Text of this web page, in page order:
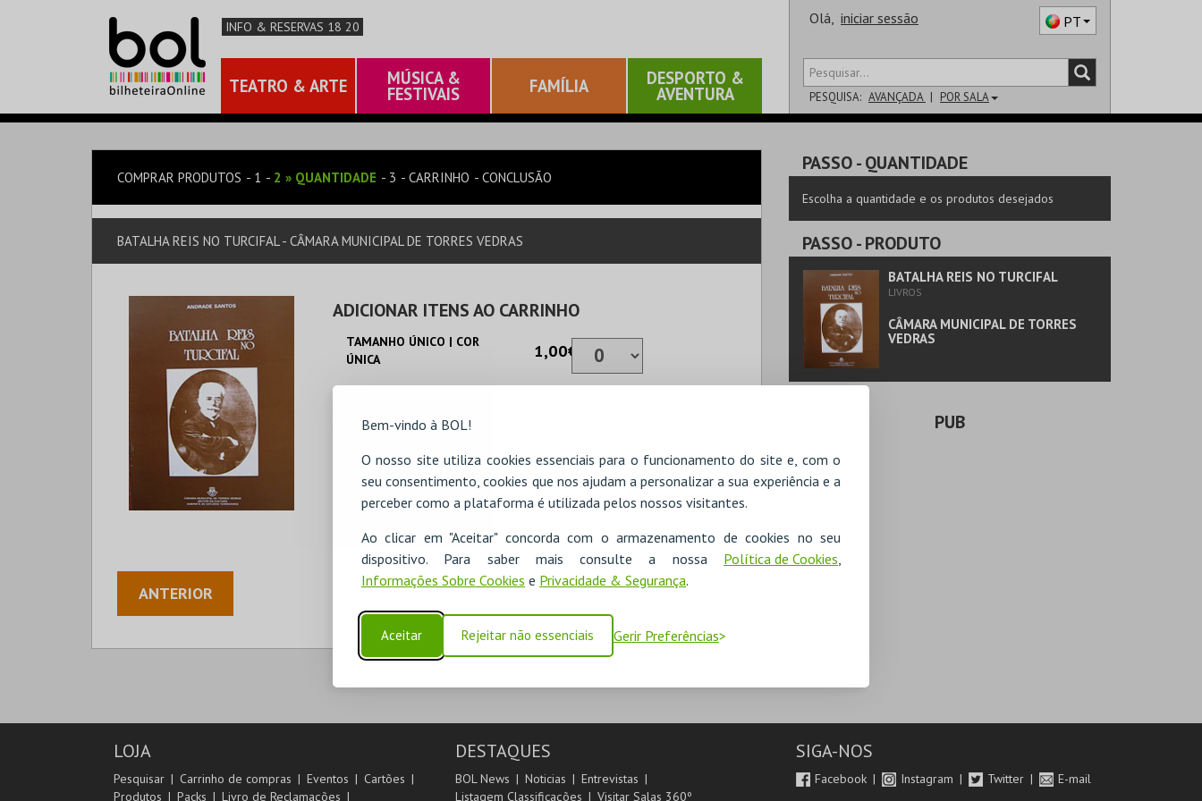
Bem-vindo à BOL!
O nosso site utiliza cookies essenciais para o funcionamento do site e, com o
seu consentimento, cookies que nos ajudam a personalizar a sua experiência e a
perceber como a plataforma é utilizada pelos nossos visitantes.
Ao clicar em "Aceitar" concorda com o armazenamento de cookies no seu
dispositivo. Para saber mais consulte a nossa Política de Cookies
Informações Sobre Cookies e Privacidade & Segurança.
Aceitar Rejeitar não essenciais Gerir Preferências
INFO & RESERVAS 18 20
TEATRO & ARTE MÚSICA &
FESTIVAIS FAMÍLIA DESPORTO &
AVENTURA
Olá, iniciar sessão PT
PESQUISA: AVANÇADA POR SALA
COMPRAR PRODUTOS 1 2 » QUANTIDADE 3 CARRINHO CONCLUSÃO
BATALHA REIS NO TURCIFAL - CÂMARA MUNICIPAL DE TORRES VEDRAS
ADICIONAR ITENS AO CARRINHO
TAMANHO ÚNICO | COR
ÚNICA
1,00€
ADICIONAR
ANTERIOR SEGUINTE
PASSO- QUANTIDADE
Escolha a quantidade e os produtos desejados
PASSO- PRODUTO
BATALHA REIS NO TURCIFAL
LIVROS
CÂMARA MUNICIPAL DE TORRES
VEDRAS
PUB
LOJA
Pesquisar Carrinho de compras Eventos
Cartões
Produtos
Packs Livro de Reclamações
DESTAQUES
BOL News Noticias
Entrevistas
Listagem Classificações
Visitar Salas 360º
SIGA-NOS
Facebook Instagram Twitter E-mail